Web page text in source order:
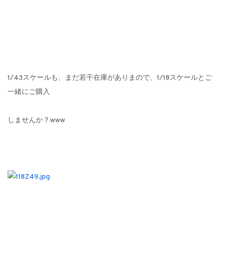
1/43スケールも、まだ若干在庫がありまので、1/18スケールとご
一緒にご購入
しませんか？www